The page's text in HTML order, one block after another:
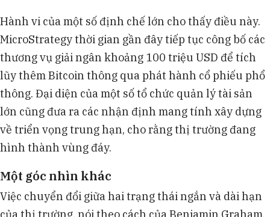
Hành vi của một số định chế lớn cho thấy điều này.
MicroStrategy thời gian gần đây tiếp tục công bố các
thương vụ giải ngân khoảng 100 triệu USD để tích
lũy thêm Bitcoin thông qua phát hành cổ phiếu phổ
thông. Đại diện của một số tổ chức quản lý tài sản
lớn cũng đưa ra các nhận định mang tính xây dựng
về triển vọng trung hạn, cho rằng thị trường đang
hình thành vùng đáy.
Một góc nhìn khác
Việc chuyển đổi giữa hai trạng thái ngắn và dài hạn
của thị trường, nói theo cách của Benjamin Graham,